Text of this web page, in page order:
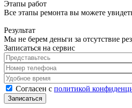
Этапы работ
Все этапы ремонта вы можете
Результат
Мы не берем деньги за отсутствие
Записаться на сервис
Представьтесь
Номер телефона
Удобное время
Согласен с политикой
Согласен с политикой